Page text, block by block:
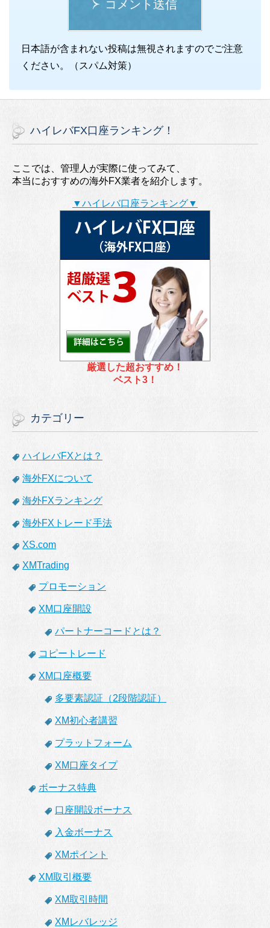
コメント送信
日本語が含まれない投稿は無視されますのでご注意
ください。（スパム対策）
ハイレバFX口座ランキング！
ここでは、管理人が実際に使ってみて、
本当におすすめの海外FX業者を紹介します。
▼ハイレバ口座ランキング▼
厳選した超おすすめ！
ベスト3！
カテゴリー
ハイレバFXとは？
海外FXについて
海外FXランキング
海外FXトレード手法
XS.com
XMTrading
プロモーション
XM口座開設
パートナーコードとは？
コピートレード
XM口座概要
多要素認証（2段階認証）
XM初心者講習
プラットフォーム
XM口座タイプ
ボーナス特典
口座開設ボーナス
入金ボーナス
XMポイント
XM取引概要
XM取引時間
XMレバレッジ